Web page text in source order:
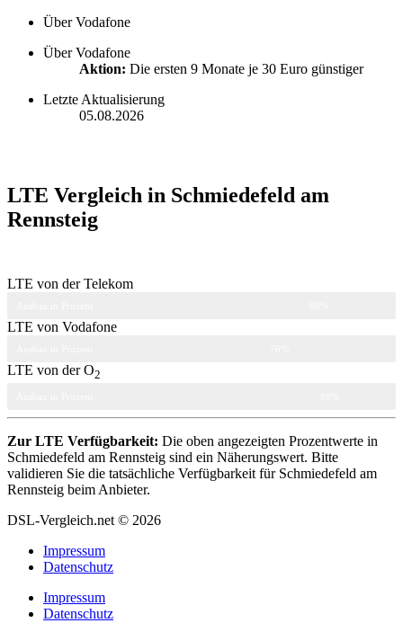
Über Vodafone
Über Vodafone
Aktion: Die ersten 9 Monate je 30 Euro günstiger
Letzte Aktualisierung
05.08.2026
LTE Vergleich in Schmiedefeld am
Rennsteig
LTE von der Telekom
LTE von Vodafone
LTE von der O2
Zur LTE Verfügbarkeit: Die oben angezeigten Prozentwerte in
Schmiedefeld am Rennsteig sind ein Näherungswert. Bitte
validieren Sie die tatsächliche Verfügbarkeit für Schmiedefeld am
Rennsteig beim Anbieter.
DSL-Vergleich.net © 2026
Impressum
Datenschutz
Impressum
Datenschutz